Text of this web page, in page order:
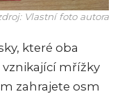
Vlastní foto autora
které oba
mřížky
zahrajete osm